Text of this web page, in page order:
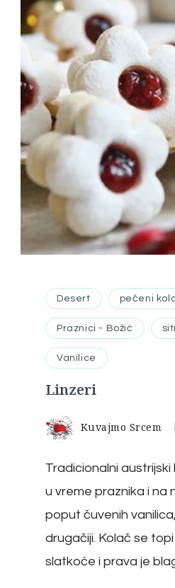
Desert pečeni
Praznici - Božić
Vanilice
Linzeri
Kuvajmo Srcem
Tradicionalni
u vreme praznika i na
poput čuvenih
drugačiji. Kolač se
slatkoće i prava je